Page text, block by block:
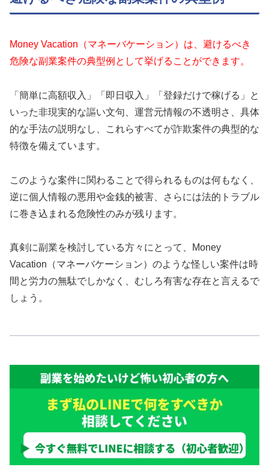
Money Vacation（マネーバケーション）は、避けるべき
危険な副業案件の典型例として挙げることができます。
「簡単に高額収入」「即日収入」「登録だけで稼げる」と
いった非現実的な謳い文句、運営元情報の不透明さ、具体
的な手法の説明なし、これらすべてが詐欺案件の典型的な
特徴を備えています。
このような案件に関わることで得られるものは何もなく、
逆に個人情報の悪用や金銭的被害、さらには法的トラブル
に巻き込まれる危険性のみが残ります。
真剣に副業を検討している方々にとって、Money
Vacation（マネーバケーション）のような怪しい案件は時
間と労力の無駄でしかなく、むしろ有害な存在と言えるで
しょう。